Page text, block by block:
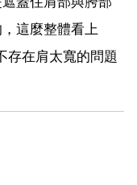
這麼整體看上
存在肩太寬的問題